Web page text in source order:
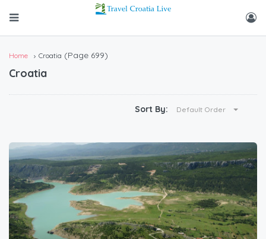
Home Croatia (Page 699)
Croatia
Sort By: Default Order